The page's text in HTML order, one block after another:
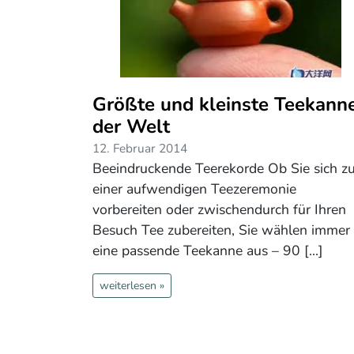
Größte und kleinste
der Welt
12. Februar 2014
Beeindruckende Teerekorde Ob Sie sich
einer aufwendigen Teezeremonie
vorbereiten oder zwischendurch für Ihren
Besuch Tee zubereiten, Sie wählen immer
eine passende Teekanne aus – 90 [...]
weiterlesen »